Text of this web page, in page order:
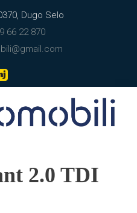
Dugo Selo
66 22 870
2.0 TDI